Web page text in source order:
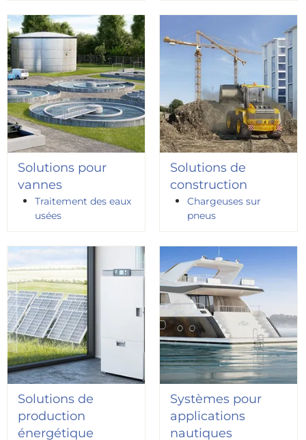
Solutions pour
vannes
Traitement des eaux
usées
Solutions de
construction
Chargeuses sur
pneus
Solutions de
production
énergétique
Systèmes pour
applications
nautiques